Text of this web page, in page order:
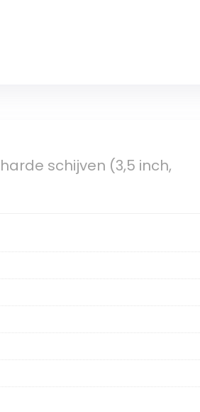
harde schijven (3,5 inch,